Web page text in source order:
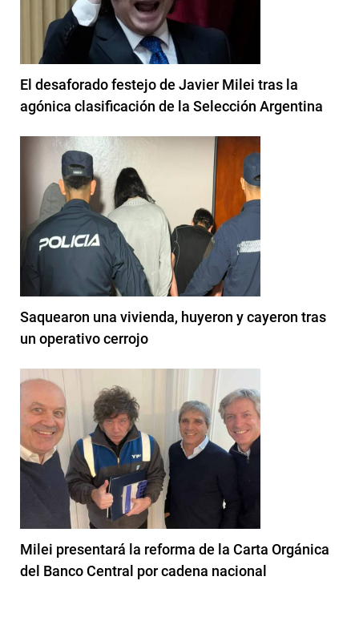
El desaforado festejo de Javier Milei tras la
agónica clasificación de la Selección Argentina
Saquearon una vivienda, huyeron y cayeron tras
un operativo cerrojo
Milei presentará la reforma de la Carta Orgánica
del Banco Central por cadena nacional